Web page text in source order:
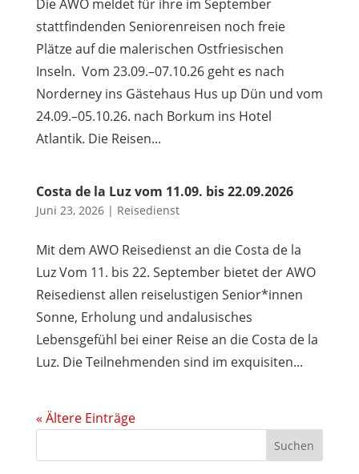
Die AWO meldet für ihre im September
stattfindenden Seniorenreisen noch freie
Plätze auf die malerischen Ostfriesischen
Inseln. Vom 23.09.–07.10.26 geht es nach
Norderney ins Gästehaus Hus up Dün und vom
24.09.–05.10.26. nach Borkum ins Hotel
Atlantik. Die Reisen...
Costa de la Luz vom 11.09. bis 22.09.2026
Juni 23, 2026| Reisedienst
Mit dem AWO Reisedienst an die Costa de la
Luz Vom 11. bis 22. September bietet der AWO
Reisedienst allen reiselustigen Senior*innen
Sonne, Erholung und andalusisches
Lebensgefühl bei einer Reise an die Costa de la
Luz. Die Teilnehmenden sind im exquisiten...
« Ältere Einträge
Suchen